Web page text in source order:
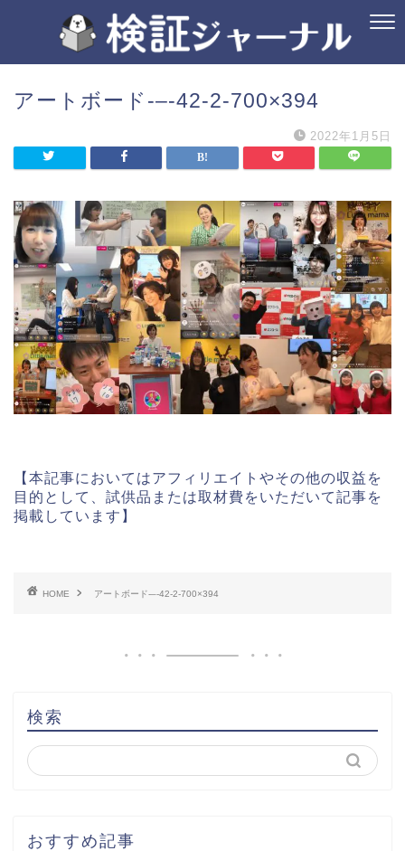
アートボード-–-42-2-700×394
2022年1月5日
【本記事においてはアフィリエイトやその他の収益を
目的として、試供品または取材費をいただいて記事を
掲載しています】
HOME アートボード-–-42-2-700×394
検索
おすすめ記事